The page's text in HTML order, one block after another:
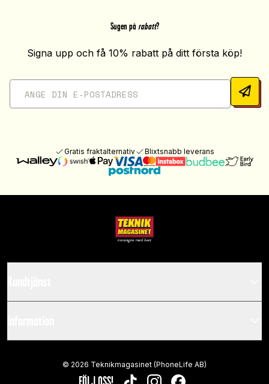
Sugen på rabatt?
Signa upp och få 10% rabatt på ditt första köp!
Gratis fraktalternativ Blixtsnabb leverans
© 2026 Teknikmagasinet (PhoneLife AB)